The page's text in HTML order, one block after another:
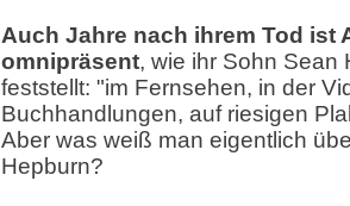
Auch Jahre nach ihrem Tod ist
omnipräsent, wie ihr Sohn Sean
feststellt: "im Fernsehen, in der
Buchhandlungen, auf riesigen
Aber was weiß man eigentlich
Hepburn?